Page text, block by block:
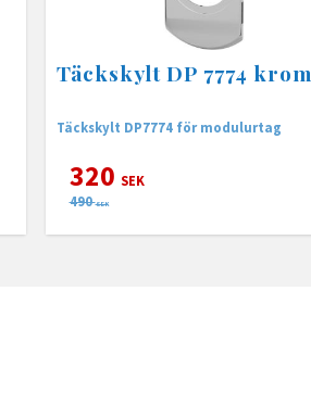
Täckskylt DP 7774 krom
Täckskylt DP7774 för modulurtag
320 SEK
490 SEK